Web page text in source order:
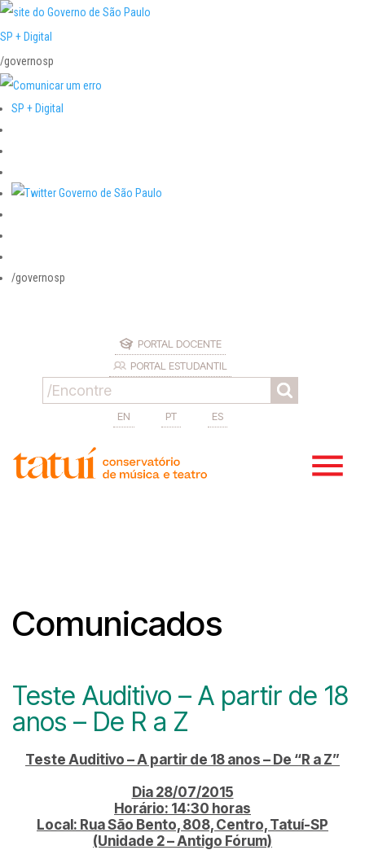
SP + Digital
/governosp
SP + Digital
/governosp
PORTAL DOCENTE
PORTAL ESTUDANTIL
EN PT ES
Comunicados
Teste Auditivo – A partir de 18
anos – De R a Z
Teste Auditivo – A partir de 18 anos – De “R a Z”
Dia 28/07/2015
Horário: 14:30 horas
Local: Rua São Bento, 808, Centro, Tatuí-SP
(Unidade 2 – Antigo Fórum)